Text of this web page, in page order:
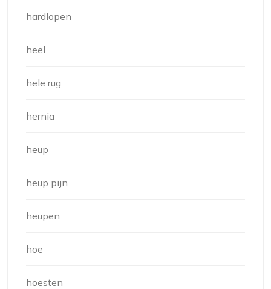
hardlopen
heel
hele rug
hernia
heup
heup pijn
heupen
hoe
hoesten